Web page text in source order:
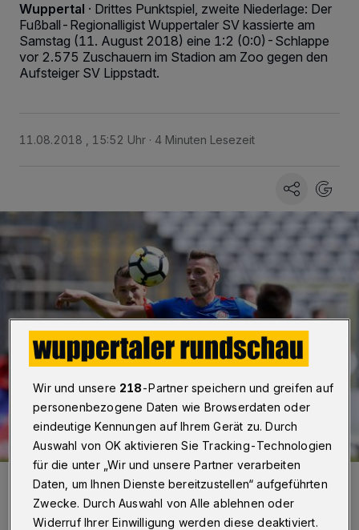
Wuppertal · Drittes Punktspiel, zweite Niederlage: Der
Fußball-Regionalligist Wuppertaler SV kassierte am
Samstag (11. August 2018) eine 1:2 (0:0)-Schlappe
vor 2.575 Zuschauern im Stadion am Zoo gegen den
Aufsteiger SV Lippstadt.
11.08.2018 , 15:52 Uhr 4 Minuten Lesezeit
Glücklos: Kamil Bednarski.
Wir und unsere 218-Partner speichern und greifen auf
personenbezogene Daten wie Browserdaten oder
eindeutige Kennungen auf Ihrem Gerät zu. Durch
Auswahl von OK aktivieren Sie Tracking-Technologien
für die unter „Wir und unsere Partner verarbeiten
Daten, um Ihnen Dienste bereitzustellen“ aufgeführten
Zwecke. Durch Auswahl von Alle ablehnen oder
Widerruf Ihrer Einwilligung werden diese deaktiviert.